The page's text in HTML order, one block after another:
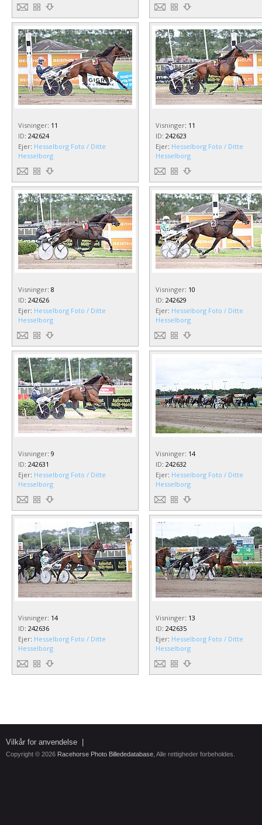
Visninger: 11
ID: 242624
Ejer: Hesselborg Foto / Ditte
Hesselborg
Visninger: 11
ID: 242623
Ejer: Hesselborg Foto / Ditte
Hesselborg
Visninger: 8
ID: 242626
Ejer: Hesselborg Foto / Ditte
Hesselborg
Visninger: 10
ID: 242629
Ejer: Hesselborg Foto / Ditte
Hesselborg
Visninger: 9
ID: 242631
Ejer: Hesselborg Foto / Ditte
Hesselborg
Visninger: 14
ID: 242632
Ejer: Hesselborg Foto / Ditte
Hesselborg
Visninger: 14
ID: 242636
Ejer: Hesselborg Foto / Ditte
Hesselborg
Visninger: 13
ID: 242635
Ejer: Hesselborg Foto / Ditte
Hesselborg
Vilkår for anvendelse
Copyright © 2026 Racehorse Photo Billededatabase , Alle rettigheder forbeholdes.